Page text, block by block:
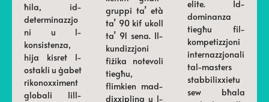
ħila, id-
determinazzjo
ni u l-
konsistenza,
hija kisret l-
ostakli u ġabet
rikonoxximent
globali lill-
gruppi ta’ età
ta’ 90 kif ukoll
ta’ 91 sena. Il-
kundizzjoni
fiżika notevoli
tiegħu,
flimkien mad-
dixxiplina u l-
elite. Id-
dominanza
tiegħu fil-
kompetizzjoni
internazzjonali
tal-masters
stabbilixxietu
sew bħala